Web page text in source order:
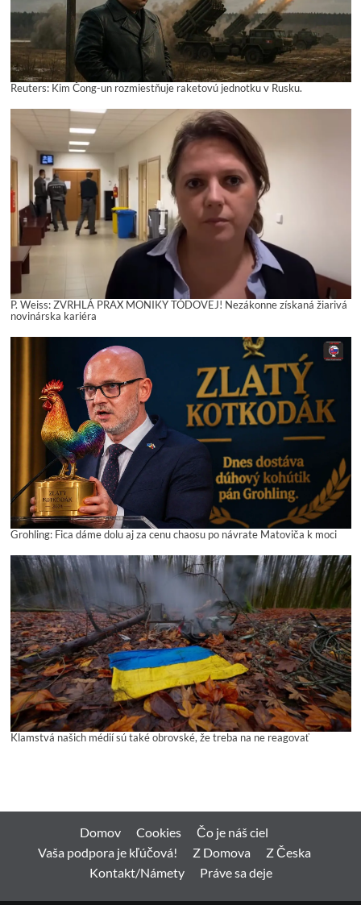
Reuters: Kim Čong-un rozmiestňuje raketovú jednotku v Rusku.
P. Weiss: ZVRHLÁ PRAX MONIKY TÓDOVEJ! Nezákonne získaná žiarivá
novinárska kariéra
Grohling: Fica dáme dolu aj za cenu chaosu po návrate Matoviča k moci
Klamstvá našich médií sú také obrovské, že treba na ne reagovať
Domov Cookies
Čo je náš ciel
Vaša podpora je kľúčová!
Z Domova
Z Česka
Kontakt/Námety
Práve sa deje